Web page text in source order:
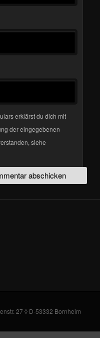
erklärst du dich mit
der eingegebenen
siehe
27 ◊ D-53332 Bornheim